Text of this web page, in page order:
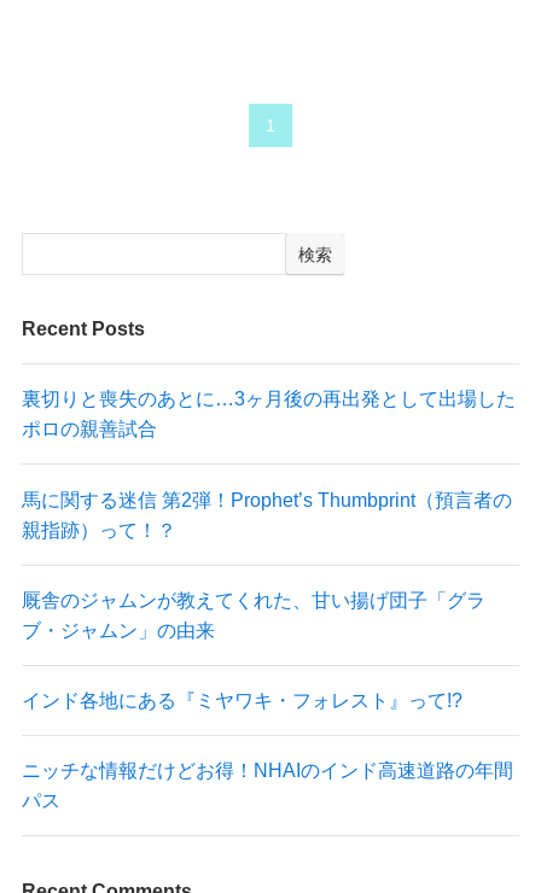
1
検索
Recent Posts
裏切りと喪失のあとに…3ヶ月後の再出発として出場した
ポロの親善試合
馬に関する迷信 第2弾！Prophet’s Thumbprint（預言者の
親指跡）って！？
厩舎のジャムンが教えてくれた、甘い揚げ団子「グラ
ブ・ジャムン」の由来
インド各地にある『ミヤワキ・フォレスト』って!?
ニッチな情報だけどお得！NHAIのインド高速道路の年間
パス